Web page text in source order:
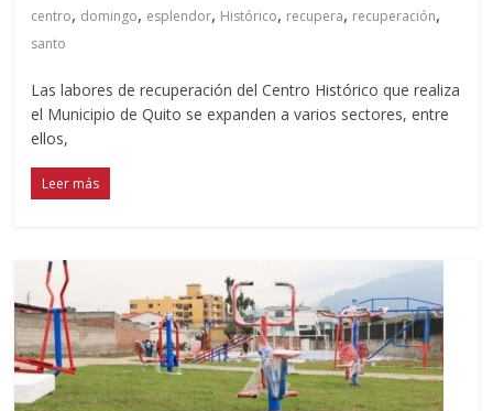
centro, domingo, esplendor, Histórico, recupera, recuperación,
santo
Las labores de recuperación del Centro Histórico que realiza
el Municipio de Quito se expanden a varios sectores, entre
ellos,
Leer más